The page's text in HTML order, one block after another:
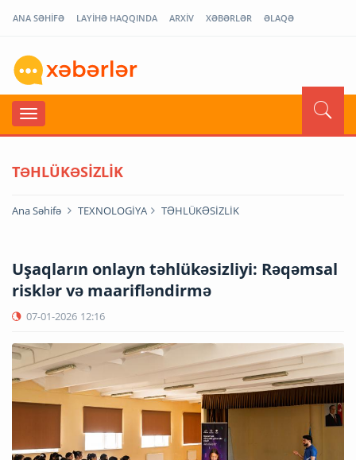
ANA SƏHİFƏ LAYİHƏ HAQQINDA ARXİV XƏBƏRLƏR ƏLAQƏ
TƏHLÜKƏSİZLİK
Ana Səhifə TEXNOLOGİYA TƏHLÜKƏSİZLİK
Uşaqların onlayn təhlükəsizliyi: Rəqəmsal
risklər və maarifləndirmə
07-01-2026 12:16